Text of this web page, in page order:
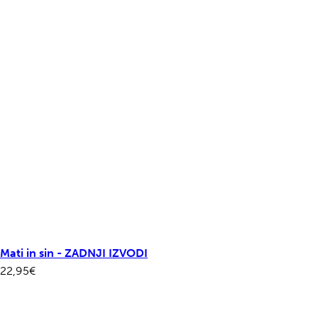
Mati in sin - ZADNJI IZVODI
22,95€